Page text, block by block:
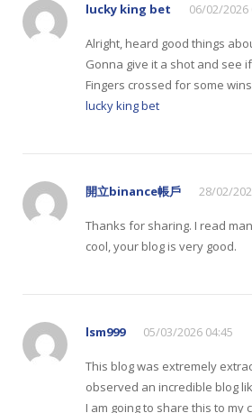
lucky king bet 06/02/2026
Alright, heard good things
Gonna give it a shot and see
Fingers crossed for some
lucky king bet
開立binance帳戶 28/02/
Thanks for sharing. I read
cool, your blog is very good.
lsm999 05/03/2026 04:45
This blog was extremely
observed an incredible blog
I am going to share this to my